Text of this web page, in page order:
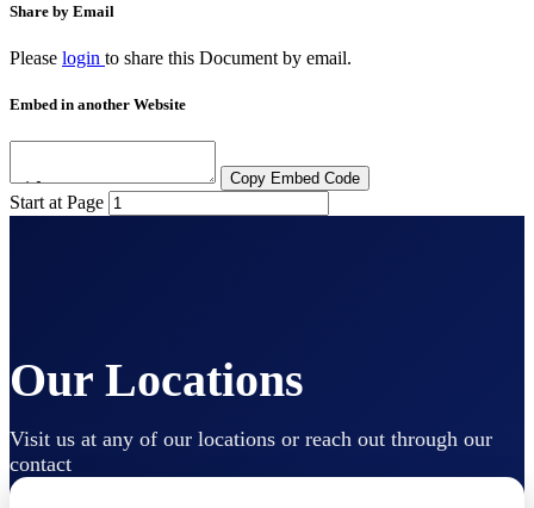
Share by Email
Please login to share this Document by email.
Embed in another Website
Copy Embed Code
Start at Page
Our Locations
Visit us at any of our locations or reach out through our
contact